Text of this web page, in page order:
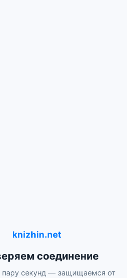
knizhin.net
соединение
пару секунд — защищаемся от